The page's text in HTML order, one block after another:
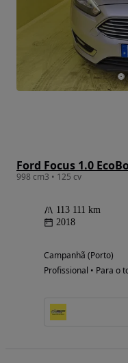
Ford Focus 1.0
998 cm3 • 125 cv
113 111 km
2018
Campanhã (Porto)
Profissional • Para o